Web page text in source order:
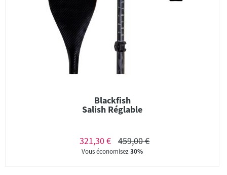
Blackfish
Salish Réglable
321,30 € 459,00 €
Vous économisez30%